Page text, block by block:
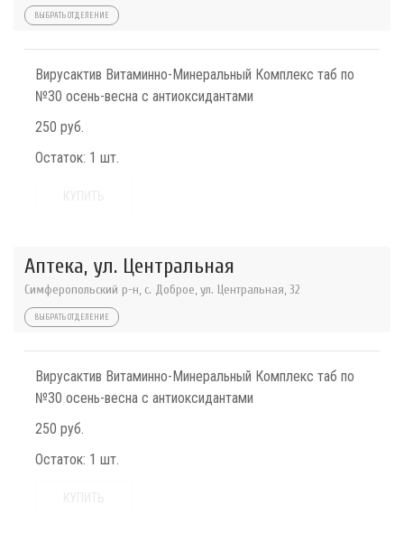
ВЫБРАТЬ ОТДЕЛЕНИЕ
Вирусактив Витаминно-Минеральный Комплекс таб по
№30 осень-весна с антиоксидантами
250 руб.
Остаток: 1 шт.
Аптека, ул. Центральная
Симферопольский р-н, с. Доброе, ул. Центральная, 32
ВЫБРАТЬ ОТДЕЛЕНИЕ
Вирусактив Витаминно-Минеральный Комплекс таб по
№30 осень-весна с антиоксидантами
250 руб.
Остаток: 1 шт.